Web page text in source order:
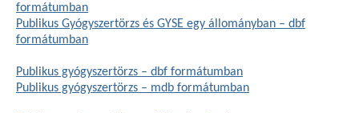
formátumban
Publikus Gyógyszertörzs és GYSE egy állományban – dbf
formátumban
Publikus gyógyszertörzs – dbf formátumban
Publikus gyógyszertörzs – mdb formátumban